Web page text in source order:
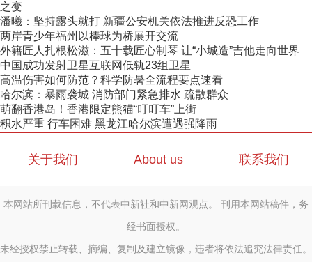
之变
潘曦：坚持露头就打 新疆公安机关依法推进反恐工作
两岸青少年福州以棒球为桥展开交流
外籍匠人扎根松滋：五十载匠心制琴 让“小城造”吉他走向世界
中国成功发射卫星互联网低轨23组卫星
高温伤害如何防范？科学防暑全流程要点速看
哈尔滨：暴雨袭城 消防部门紧急排水 疏散群众
萌翻香港岛！香港限定熊猫“叮叮车”上街
积水严重 行车困难 黑龙江哈尔滨遭遇强降雨
关于我们 About us 联系我们
本网站所刊载信息，不代表中新社和中新网观点。 刊用本网站稿件，务
经书面授权。
未经授权禁止转载、摘编、复制及建立镜像，违者将依法追究法律责任。